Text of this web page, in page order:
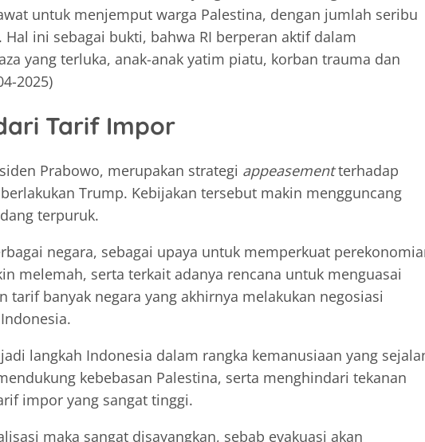
untuk menjemput warga Palestina, dengan jumlah seribu
ini sebagai bukti, bahwa RI berperan aktif dalam
yang terluka, anak-anak yatim piatu, korban trauma dan
2025)
Tarif Impor
Prabowo, merupakan strategi appeasementterhadap
Trump. Kebijakan tersebut makin mengguncang
terpuruk.
negara, sebagai upaya untuk memperkuat
melemah, serta terkait adanya rencana untuk menguasai
tarif banyak negara yang akhirnya melakukan negosiasi
langkah Indonesia dalam rangka kemanusiaan yang
kebebasan Palestina, serta menghindari tekanan
impor yang sangat tinggi.
maka sangat disayangkan, sebab evakuasi akan